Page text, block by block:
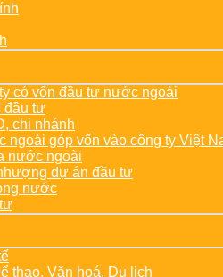
có vốn đầu tư nước ngoài
đầu tư
chi nhánh
ngoài góp vốn vào công ty Việt
nước ngoài
dự án đầu tư
nước
thao, Văn hoá, Du lịch